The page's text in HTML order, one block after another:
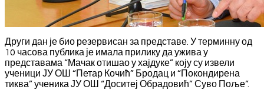
Други дан је био резервисан за представе. У терминну од
10 часова публика је имала прилику да ужива у
представама “Мачак отишао у хајдуке” коју су извели
ученици ЈУ ОШ “Петар Кочић” Бродац и “Покондирена
тиква” ученика ЈУ ОШ “Доситеј Обрадовић” Суво Поље”.